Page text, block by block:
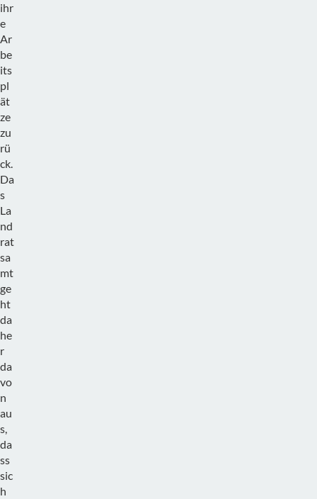
ihr
e
Ar
be
its
pl
ät
ze
zu
rü
ck.
Da
s
La
nd
rat
sa
mt
ge
ht
da
he
r
da
vo
n
au
s,
da
ss
sic
h